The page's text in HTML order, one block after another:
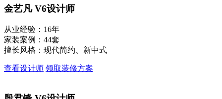
金艺凡V6设计师
从业经验：16年
家装案例：44套
擅长风格：现代简约、新中式
查看设计师 领取装修方案